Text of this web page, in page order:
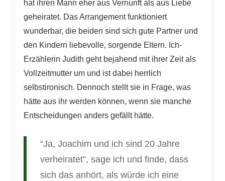
hat ihren Mann eher aus Vernunft als aus Liebe
geheiratet. Das Arrangement funktioniert
wunderbar, die beiden sind sich gute Partner und
den Kindern liebevolle, sorgende Eltern. Ich-
Erzählerin Judith geht bejahend mit ihrer Zeit als
Vollzeitmutter um und ist dabei herrlich
selbstironisch. Dennoch stellt sie in Frage, was
hätte aus ihr werden können, wenn sie manche
Entscheidungen anders gefällt hätte.
“Ja, Joachim und ich sind 20 Jahre
verheiratet”, sage ich und finde, dass
sich das anhört, als würde ich eine